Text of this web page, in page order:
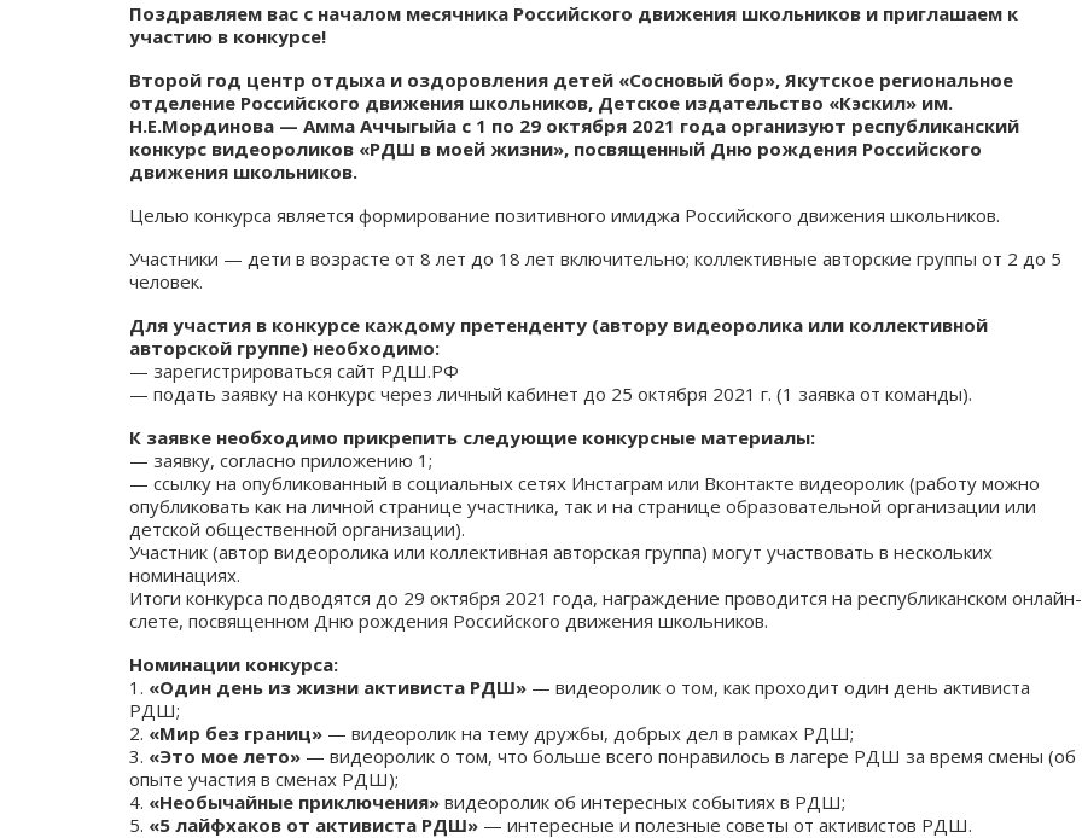
Поздравляем вас с началом месячника Российского движения школьников и приглашаем к
участию в конкурсе!
Второй год центр отдыха и оздоровления детей «Сосновый бор», Якутское региональное
отделение Российского движения школьников, Детское издательство «Кэскил» им.
Н.Е.Мординова — Амма Аччыгыйа с 1 по 29 октября 2021 года организуют республиканский
конкурс видеороликов «РДШ в моей жизни», посвященный Дню рождения Российского
движения школьников.
Целью конкурса является формирование позитивного имиджа Российского движения школьников.
Участники — дети в возрасте от 8 лет до 18 лет включительно; коллективные авторские группы от 2 до 5
человек.
Для участия в конкурсе каждому претенденту (автору видеоролика или коллективной
авторской группе) необходимо:
— зарегистрироваться сайт РДШ.РФ
— подать заявку на конкурс через личный кабинет до 25 октября 2021 г. (1 заявка от команды).
К заявке необходимо прикрепить следующие конкурсные материалы:
— заявку, согласно приложению 1;
— ссылку на опубликованный в социальных сетях Инстаграм или Вконтакте видеоролик (работу можно
опубликовать как на личной странице участника, так и на странице образовательной организации или
детской общественной организации).
Участник (автор видеоролика или коллективная авторская группа) могут участвовать в нескольких
номинациях.
Итоги конкурса подводятся до 29 октября 2021 года, награждение проводится на республиканском онлайн-
слете, посвященном Дню рождения Российского движения школьников.
Номинации конкурса:
1. «Один день из жизни активиста РДШ» — видеоролик о том, как проходит один день активиста
РДШ;
2. «Мир без границ» — видеоролик на тему дружбы, добрых дел в рамках РДШ;
3. «Это мое лето» — видеоролик о том, что больше всего понравилось в лагере РДШ за время смены (об
опыте участия в сменах РДШ);
4. «Необычайные приключения» видеоролик об интересных событиях в РДШ;
5. «5 лайфхаков от активиста РДШ» — интересные и полезные советы от активистов РДШ.